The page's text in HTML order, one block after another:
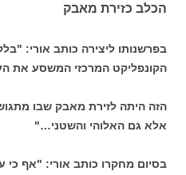
הכלב כזירת מאבק
בפרשנותו ליצירה כותב אורי:
הקונפליקט המרכזי המשסע את
הזה היתה לזירת מאבק שבו
אלא גם האלוהי והשטני…"